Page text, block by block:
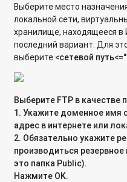
Резервное копирование
облачный сервис Symform
Почему через Cloud Drive
файлы и папки?
после использования его
Список процессов,
сетевого накопителя Qnap
Имеют ли сетевые
Framework для сетевых
Выберите место
локальной сети,
хранилище, находящееся в
последний вариант. Для
выберите <cетевой
Выберите FTP в качестве
1. Укажите доменное имя
адрес в интернете или
2. Обязательно укажите
производиться
это папка Public).
Нажмите OK.